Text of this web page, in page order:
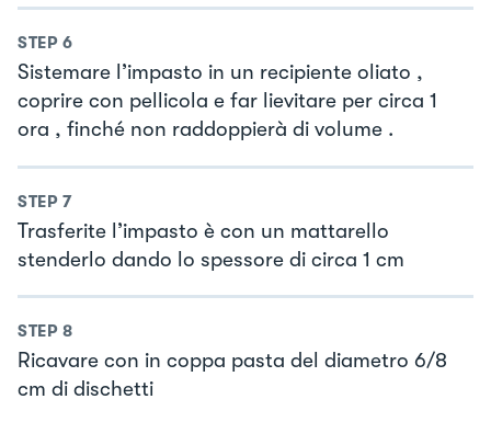
STEP 6
Sistemare l’impasto in un recipiente oliato ,
coprire con pellicola e far lievitare per circa 1
ora , finché non raddoppierà di volume .
STEP 7
Trasferite l’impasto è con un mattarello
stenderlo dando lo spessore di circa 1 cm
STEP 8
Ricavare con in coppa pasta del diametro 6/8
cm di dischetti